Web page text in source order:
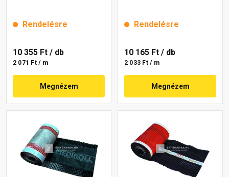
Rendelésre
10 355 Ft / db
2 071 Ft / m
Megnézem
Rendelésre
10 165 Ft / db
2 033 Ft / m
Megnézem